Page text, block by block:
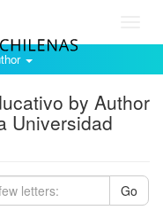
by Author
Universidad
Go